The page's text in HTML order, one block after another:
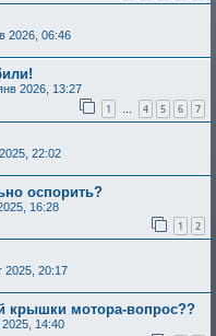
2026, 06:46
2026, 13:27
1 … 4 5 6 7
22:02
оспорить?
16:28
1 2
2025, 20:17
крышки мотора-вопрос??
14:40